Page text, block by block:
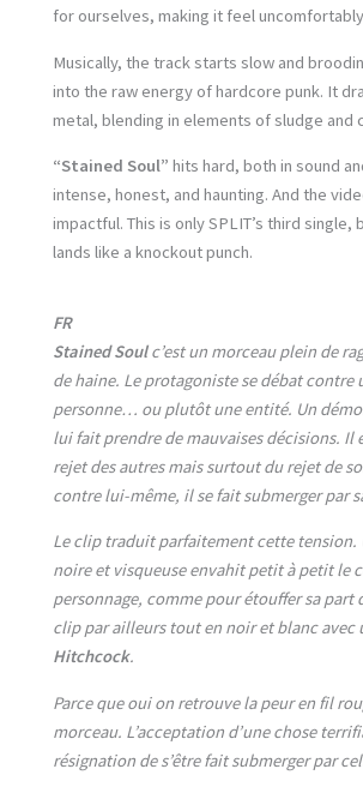
for ourselves, making it feel
Musically, the track starts slow and
into the raw energy of hardcore punk. It
metal, blending in elements of sludge and
“Stained Soul” hits hard, both in sound
intense, honest, and haunting. And the
impactful. This is only SPLIT’s third single,
lands like a knockout punch.
FR
Stained Soulc’est un morceau plein de
de haine. Le protagoniste se débat contre
personne… ou plutôt une entité. Un
lui fait prendre de mauvaises décisions. Il
rejet des autres mais surtout du rejet de
contre lui-même, il se fait submerger par
Le clip traduit parfaitement cette tension.
noire et visqueuse envahit petit à petit le
personnage, comme pour étouffer sa part
clip par ailleurs tout en noir et blanc avec
Hitchcock.
Parce que oui on retrouve la peur en fil
morceau. L’acceptation d’une chose
résignation de s’être fait submerger par